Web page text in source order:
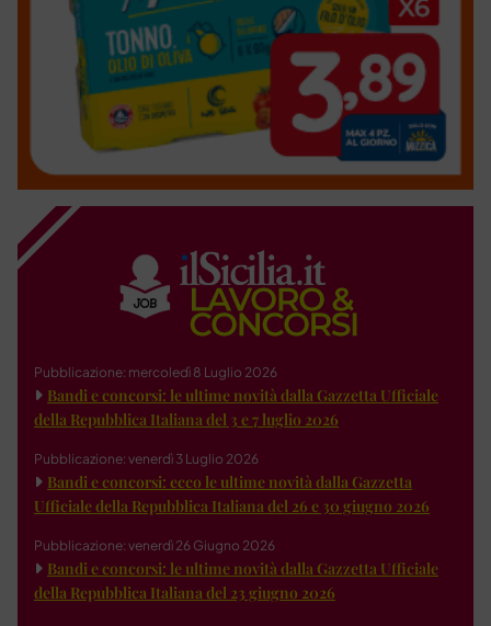
Pubblicazione: mercoledì 8 Luglio 2026
Bandi e concorsi: le ultime novità dalla Gazzetta Ufficiale
della Repubblica Italiana del 3 e 7 luglio 2026
Pubblicazione: venerdì 3 Luglio 2026
Bandi e concorsi: ecco le ultime novità dalla Gazzetta
Ufficiale della Repubblica Italiana del 26 e 30 giugno 2026
Pubblicazione: venerdì 26 Giugno 2026
Bandi e concorsi: le ultime novità dalla Gazzetta Ufficiale
della Repubblica Italiana del 23 giugno 2026